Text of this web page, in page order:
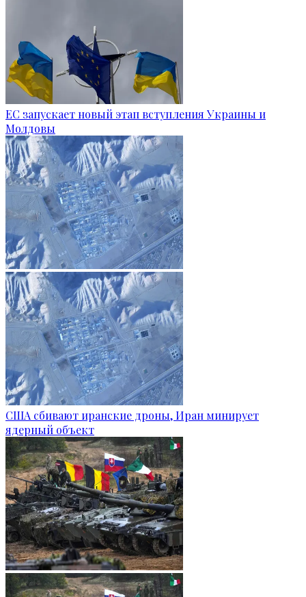
ЕС запускает новый этап вступления Украины и
Молдовы
США сбивают иранские дроны, Иран минирует
ядерный объект